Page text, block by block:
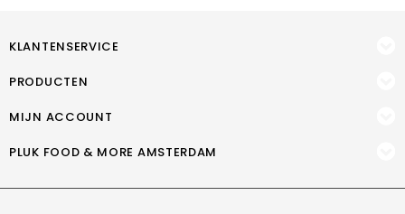
KLANTENSERVICE
PRODUCTEN
MIJN ACCOUNT
PLUK FOOD & MORE AMSTERDAM